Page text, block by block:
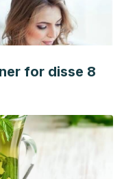
for disse 8